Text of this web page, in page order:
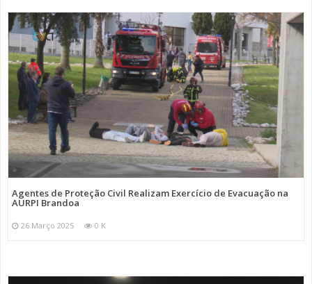
Agentes de Proteção Civil Realizam Exercício de Evacuação na
AURPI Brandoa
26 Março 2025 0 K